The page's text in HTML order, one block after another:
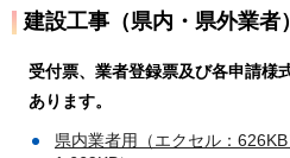
建設工事（県内・県外業者）
受付票、業者登録票及び各申請様
あります。
県内業者用（エクセル：626KB